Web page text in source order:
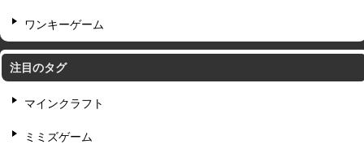
ワンキーゲーム
注目のタグ
マインクラフト
ミミズゲーム